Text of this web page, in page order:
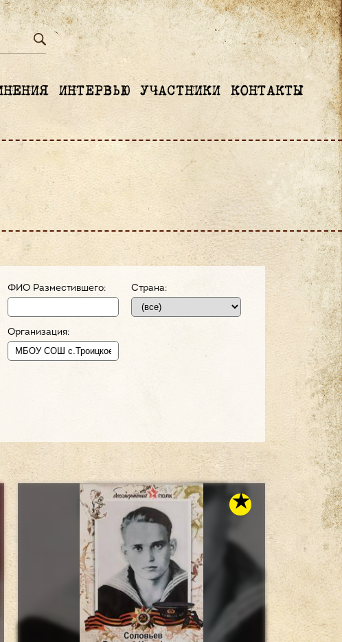
ИНТЕРВЬЮ УЧАСТНИКИ КОНТАКТЫ
ФИО Разместившего: Страна:
Организация: